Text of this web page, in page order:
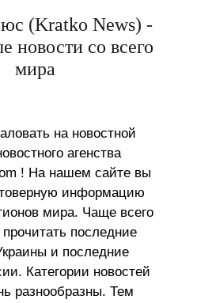
(Kratko News) -
новости со всего
мира
на новостной
агенства
! На нашем сайте вы
информацию
мира. Чаще всего
последние
и последние
Категории новостей
разнообразны. Тем